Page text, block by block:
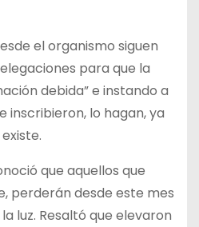
el organismo siguen
para que la
debida” e instando a
inscribieron, lo hagan, ya
que aquellos que
perderán desde este mes
luz. Resaltó que elevaron